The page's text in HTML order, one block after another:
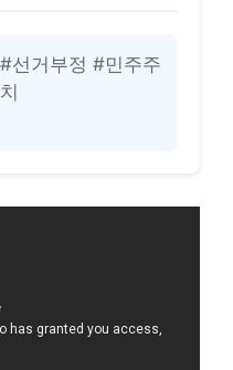
선거부정 #민주주